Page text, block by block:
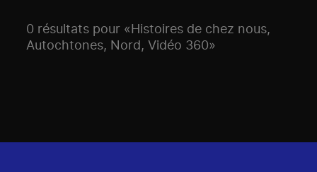
0 résultats pour «Histoires de chez nous,
Autochtones, Nord, Vidéo 360»